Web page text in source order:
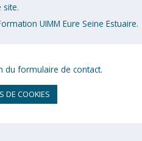
site.
UIMM Eure Seine Estuaire.
du formulaire de contact.
DE COOKIES